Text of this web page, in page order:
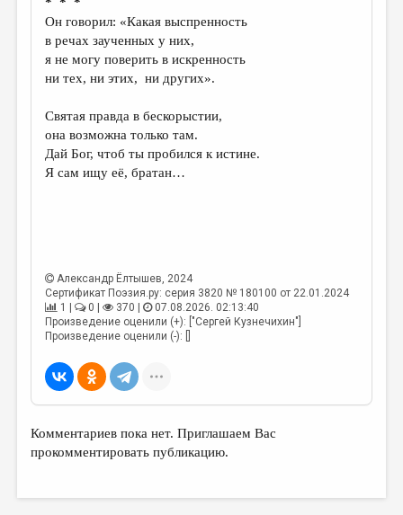
НОВОСТИ
ПРАВИЛА САЙТА
ОТДЕЛЫ И РУБРИКИ
ИЗБРАННОЕ
ДАЙДЖЕСТ
ПРОИЗВЕДЕНИЯ
КНИЖНАЯ ПОЛКА
ОБЗОР ЛИТЕРАТУРЫ
СТРАНИЦЫ ПАМЯТИ
ОБЪЯВЛЕНИЯ
КОЛОНКА РЕДАКТОРА
РЕДКОЛЛЕГИЯ
Он говорил: «Какая выспренность
в речах заученных у них,
я не могу поверить в искренность
ни тех, ни этих, ни других».
Святая правда в бескорыстии,
она возможна только там.
Дай Бог, чтоб ты пробился к истине.
Я сам ищу её, братан…
Александр Ёлтышев, 2024
Сертификат Поэзия.ру: серия 3820 № 180100 от 22.01.2024
1 |
0 | 370 |
07.08.2026. 02:13:40
Произведение оценили (+): ["Сергей Кузнечихин"]
Произведение оценили (-): []
Комментариев пока нет. Приглашаем Вас
прокомментировать публикацию.